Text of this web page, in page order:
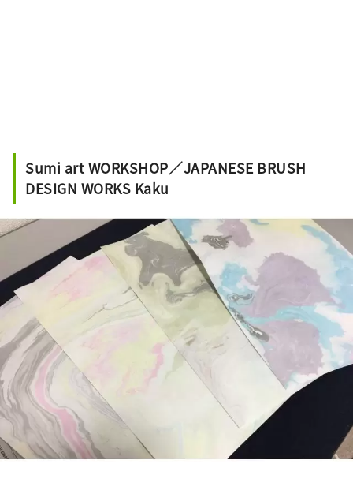
Sumi art WORKSHOP／JAPANESE BRUSH
DESIGN WORKS Kaku